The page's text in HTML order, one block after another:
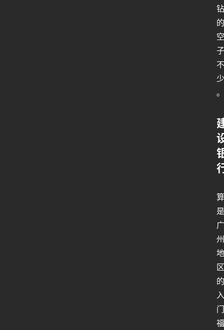
钻
的
空
子
不
少
。
算
是
广
州
地
区
的
入
门
福